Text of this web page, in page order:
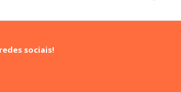
sociais!